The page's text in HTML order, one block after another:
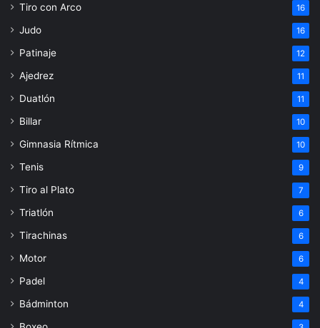
Tiro con Arco 16
Judo 16
Patinaje 12
Ajedrez 11
Duatlón 11
Billar 10
Gimnasia Rítmica 10
Tenis 9
Tiro al Plato 7
Triatlón 6
Tirachinas 6
Motor 6
Padel 4
Bádminton 4